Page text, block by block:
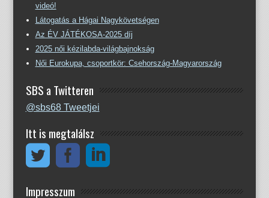
videó!
Látogatás a Hágai Nagykövetségen
Az ÉV JÁTÉKOSA-2025 díj
2025 női kézilabda-világbajnokság
Női Eurokupa, csoportkör: Csehország-Magyarország
SBS a Twitteren
@sbs68 Tweetjei
Itt is megtalálsz
Impresszum